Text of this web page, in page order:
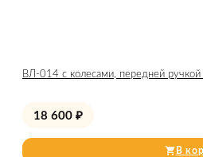
ВЛ-014 c колесами, передней ручкой
18 600 ₽
В